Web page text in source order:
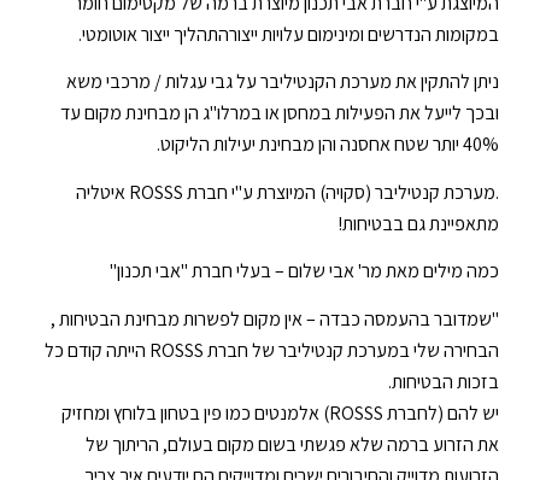
במקומות הנדרשים ומינימום עלויות ייצורהתהליך ייצור אוטומטי.
ניתן להתקין את מערכת הקנטיליבר על גבי עגלות / מרכבי משא
ובכך לייעל את הפעילות במחסן או במרלו"ג הן מבחינת מקום עד
40% יותר שטח אחסנה והן מבחינת יעילות הליקוט.
.מערכת קנטיליבר (סקויה) המיוצרת ע"י חברת ROSSS איטליה
מתאפיינת גם בבטיחות!
כמה מילים מאת מר' אבי שלום – בעלי חברת "אבי תכנון"
"שמדובר בהעמסה כבדה – אין מקום לפשרות מבחינת הבטיחות ,
הבחירה שלי במערכת קנטיליבר של חברת ROSSS הייתה קודם כל
בזכות הבטיחות.
יש להם (לחברת ROSSS) אלמנטים כמו פין בטחון בלוחץ ומחזיק
את הזרוע ברמה שלא פגשתי בשום מקום בעולם, הריתוך של